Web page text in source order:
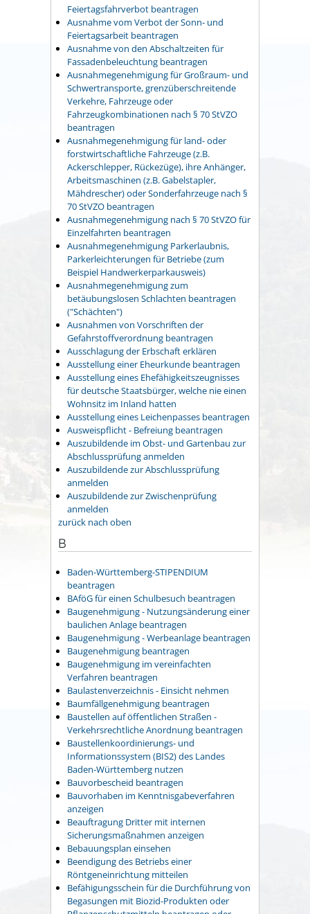
Feiertagsfahrverbot beantragen
Ausnahme vom Verbot der Sonn- und
Feiertagsarbeit beantragen
Ausnahme von den Abschaltzeiten für
Fassadenbeleuchtung beantragen
Ausnahmegenehmigung für Großraum- und
Schwertransporte, grenzüberschreitende
Verkehre, Fahrzeuge oder
Fahrzeugkombinationen nach § 70 StVZO
beantragen
Ausnahmegenehmigung für land- oder
forstwirtschaftliche Fahrzeuge (z.B.
Ackerschlepper, Rückezüge), ihre Anhänger,
Arbeitsmaschinen (z.B. Gabelstapler,
Mähdrescher) oder Sonderfahrzeuge nach §
70 StVZO beantragen
Ausnahmegenehmigung nach § 70 StVZO für
Einzelfahrten beantragen
Ausnahmegenehmigung Parkerlaubnis,
Parkerleichterungen für Betriebe (zum
Beispiel Handwerkerparkausweis)
Ausnahmegenehmigung zum
betäubungslosen Schlachten beantragen
("Schächten")
Ausnahmen von Vorschriften der
Gefahrstoffverordnung beantragen
Ausschlagung der Erbschaft erklären
Ausstellung einer Eheurkunde beantragen
Ausstellung eines Ehefähigkeitszeugnisses
für deutsche Staatsbürger, welche nie einen
Wohnsitz im Inland hatten
Ausstellung eines Leichenpasses beantragen
Ausweispflicht - Befreiung beantragen
Auszubildende im Obst- und Gartenbau zur
Abschlussprüfung anmelden
Auszubildende zur Abschlussprüfung
anmelden
Auszubildende zur Zwischenprüfung
anmelden
zurück nach oben
B
Baden-Württemberg-STIPENDIUM
beantragen
BAföG für einen Schulbesuch beantragen
Baugenehmigung - Nutzungsänderung einer
baulichen Anlage beantragen
Baugenehmigung - Werbeanlage beantragen
Baugenehmigung beantragen
Baugenehmigung im vereinfachten
Verfahren beantragen
Baulastenverzeichnis - Einsicht nehmen
Baumfällgenehmigung beantragen
Baustellen auf öffentlichen Straßen -
Verkehrsrechtliche Anordnung beantragen
Baustellenkoordinierungs- und
Informationssystem (BIS2) des Landes
Baden-Württemberg nutzen
Bauvorbescheid beantragen
Bauvorhaben im Kenntnisgabeverfahren
anzeigen
Beauftragung Dritter mit internen
Sicherungsmaßnahmen anzeigen
Bebauungsplan einsehen
Beendigung des Betriebs einer
Röntgeneinrichtung mitteilen
Befähigungsschein für die Durchführung von
Begasungen mit Biozid-Produkten oder